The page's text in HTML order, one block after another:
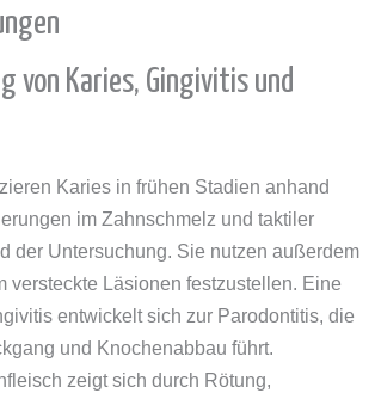
von Karies, Gingivitis und
Karies in frühen Stadien anhand
im Zahnschmelz und taktiler
der Untersuchung. Sie nutzen außerdem
versteckte Läsionen festzustellen. Eine
entwickelt sich zur Parodontitis, die
und Knochenabbau führt.
zeigt sich durch Rötung,